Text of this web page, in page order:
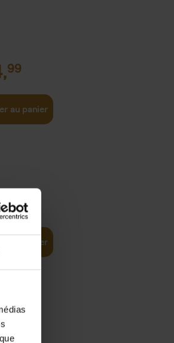
99
au panier
99
au panier
99